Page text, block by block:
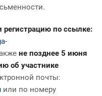
регистрацию по ссылке:
не позднее 5 июня
об участнике
почты:
или по номеру